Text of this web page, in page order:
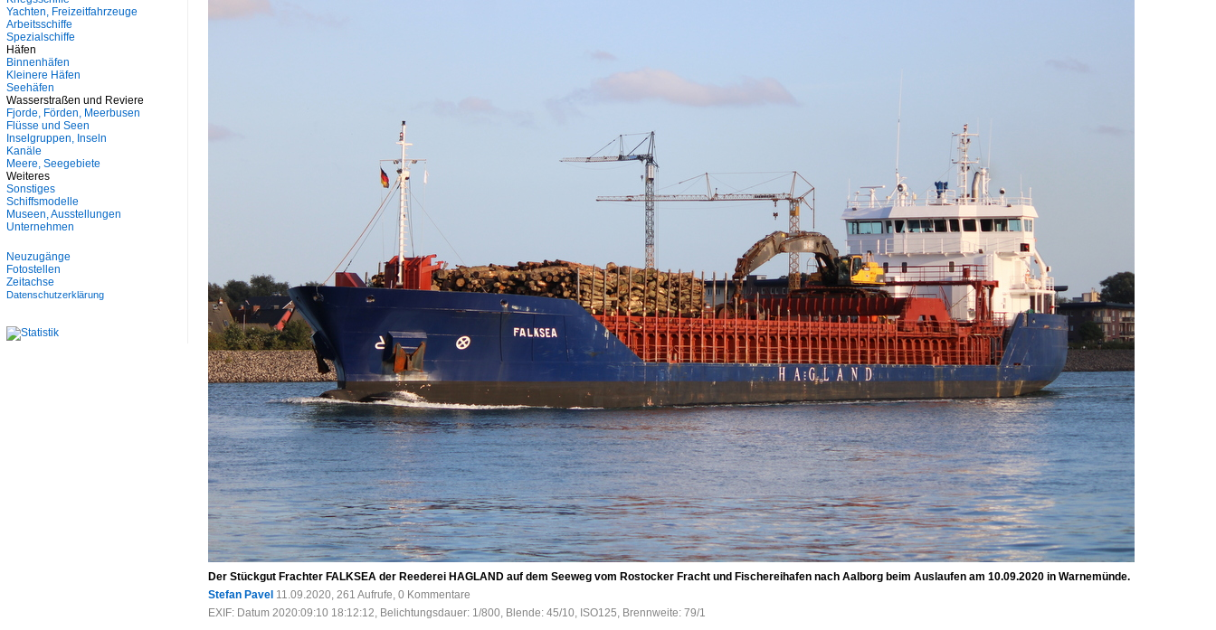
Der Stückgut Frachter FALKSEA der Reederei HAGLAND auf dem Seeweg vom Rostocker Fracht und Fischereihafen nach Aalborg beim Auslaufen am 10.09.2020 in Warnemünde.
Stefan Pavel 11.09.2020, 261 Aufrufe, 0 Kommentare
EXIF: Datum 2020:09:10 18:12:12, Belichtungsdauer: 1/800, Blende: 45/10, ISO125, Brennweite: 79/1
Yachten, Freizeitfahrzeuge
Arbeitsschiffe
Spezialschiffe
Häfen
Binnenhäfen
Kleinere Häfen
Seehäfen
Wasserstraßen und Reviere
Fjorde, Förden, Meerbusen
Flüsse und Seen
Inselgruppen, Inseln
Kanäle
Meere, Seegebiete
Weiteres
Sonstiges
Schiffsmodelle
Museen, Ausstellungen
Unternehmen
Neuzugänge
Fotostellen
Zeitachse
Datenschutzerklärung